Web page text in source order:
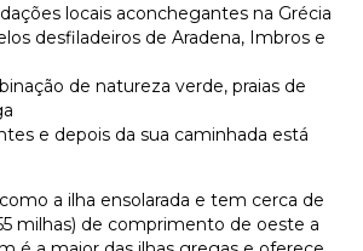
locais aconchegantes na Grécia
desfiladeiros de Aradena, Imbros e
de natureza verde, praias de
e depois da sua caminhada está
a ilha ensolarada e tem cerca de
milhas) de comprimento de oeste a